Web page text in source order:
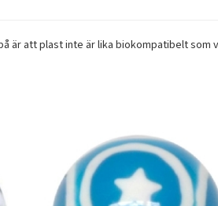
är att plast inte är lika biokompatibelt